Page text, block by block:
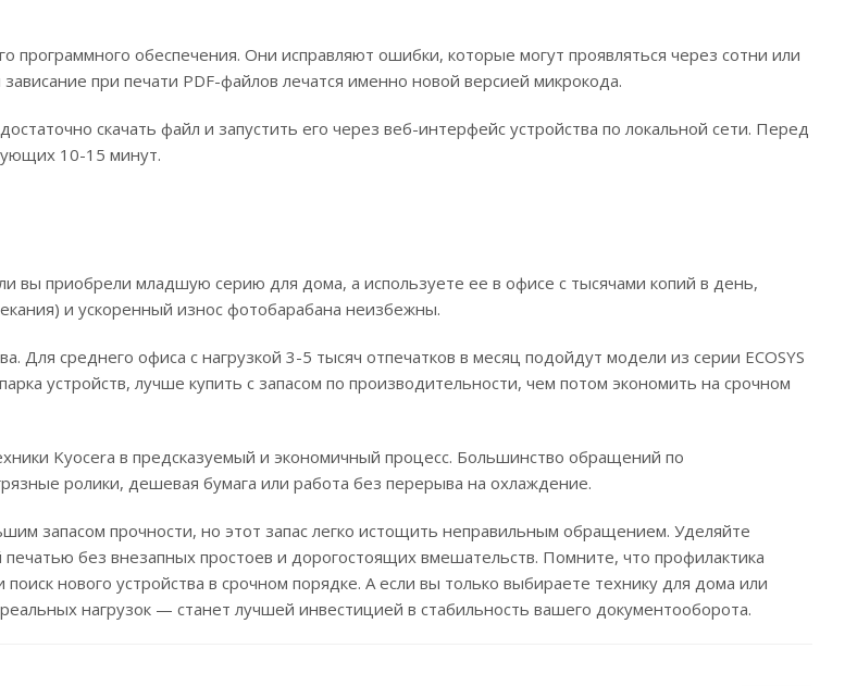
обеспечения. Они исправляют ошибки, которые могут проявляться через сотни или
при печати PDF-файлов лечатся именно новой версией микрокода.
скачать файл и запустить его через веб-интерфейс устройства по локальной сети. Перед
10-15 минут.
вы приобрели младшую серию для дома, а используете ее в офисе с тысячами копий в день,
и ускоренный износ фотобарабана неизбежны.
среднего офиса с нагрузкой 3-5 тысяч отпечатков в месяц подойдут модели из серии ECOSYS
устройств, лучше купить с запасом по производительности, чем потом экономить на срочном
Kyocera в предсказуемый и экономичный процесс. Большинство обращений по
ролики, дешевая бумага или работа без перерыва на охлаждение.
запасом прочности, но этот запас легко истощить неправильным обращением. Уделяйте
без внезапных простоев и дорогостоящих вмешательств. Помните, что профилактика
нового устройства в срочном порядке. А если вы только выбираете технику для дома или
нагрузок — станет лучшей инвестицией в стабильность вашего документооборота.